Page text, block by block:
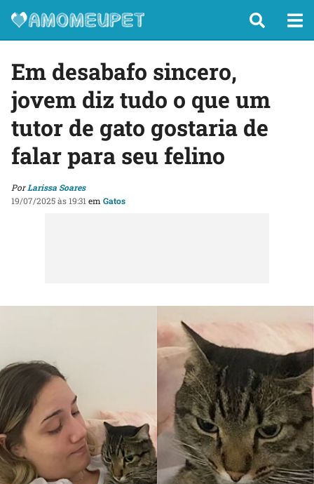
Em desabafo sincero,
jovem diz tudo o que um
tutor de gato gostaria de
falar para seu felino
PorLarissa Soares
19/07/2025 às 19:31 em Gatos